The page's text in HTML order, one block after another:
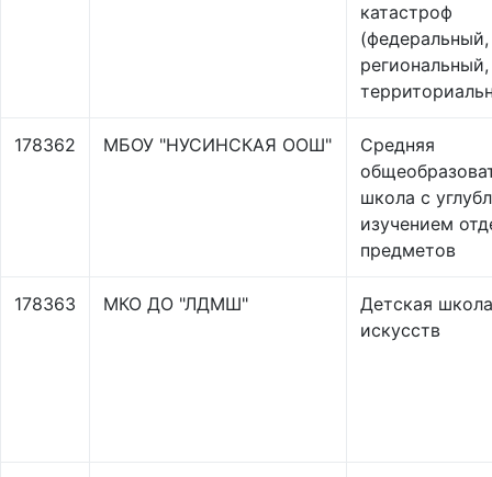
катастроф
(федеральный,
региональный,
178362 МБОУ "НУСИНСКАЯ ООШ"
Средняя
школа с
изучением
предметов
178363 МКО ДО "ЛДМШ"
Детская школа
искусств